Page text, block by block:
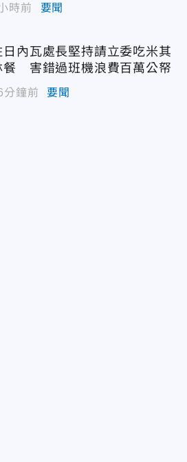
時前 要聞
日內瓦處長堅持請立委吃米其
餐 害錯過班機浪費百萬公帑
分鐘前 要聞